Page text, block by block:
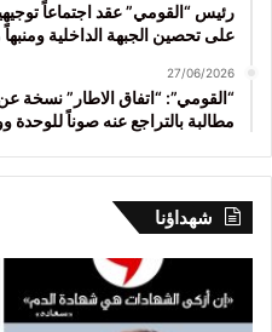
رئيس “القومي” عقد اجتماعاً
على تحصين الجبهة الداخلية
27/06/2026
مطالبة بالتراجع عنه صوناً للوحدة
شهداؤنا